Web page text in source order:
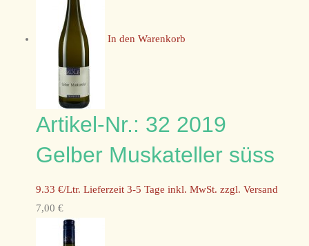
In den Warenkorb
Artikel-Nr.: 32 2019
Gelber Muskateller süss
9.33 €/Ltr. Lieferzeit 3-5 Tage inkl. MwSt. zzgl. Versand
7,00 €